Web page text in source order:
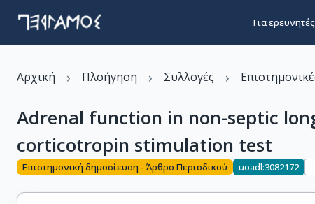
Για ερευνητές
Αρχική › Πλοήγηση › Συλλογές ›
Adrenal function in non-septic
corticotropin stimulation test
Επιστημονική δημοσίευση - Άρθρο Περιοδικού uoadl:3082172